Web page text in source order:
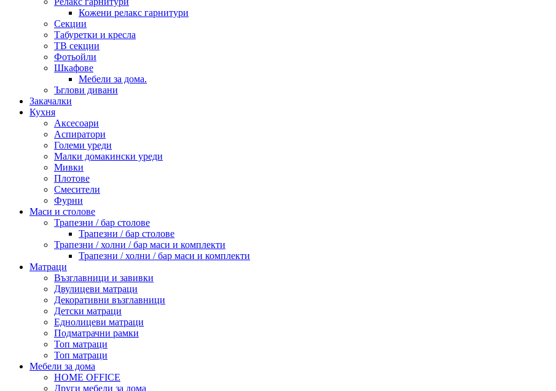
Кожени релакс гарнитури
Секции
Табуретки и кресла
ТВ секции
Фотьойли
Шкафове
Мебели за дома.
Ъглови дивани
Закачалки
Кухня
Аксесоари
Аспиратори
Големи уреди
Малки домакински уреди
Мивки
Плотове
Смесители
Фурни
Маси и столове
Трапезни / бар столове
Трапезни / бар столове
Трапезни / холни / бар маси и комплекти
Трапезни / холни / бар маси и комплекти
Матраци
Възглавници и завивки
Двулицеви матраци
Декоративни възглавници
Детски матраци
Еднолицеви матраци
Подматрачни рамки
Топ матраци
Топ матраци
Мебели за дома
HOME OFFICE
Други мебели за дома